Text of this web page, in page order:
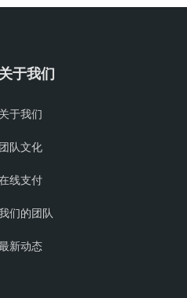
关于我们
关于我们
团队文化
线支付
们的团队
新动态